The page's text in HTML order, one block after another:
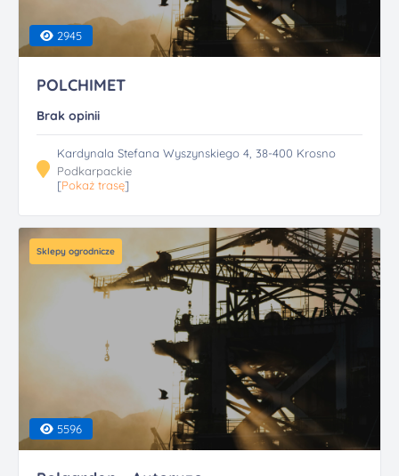
2945
POLCHIMET
Brak opinii
Kardynala Stefana Wyszynskiego 4, 38-400 Krosno
Podkarpackie
[Pokaż trasę]
Sklepy ogrodnicze
5596